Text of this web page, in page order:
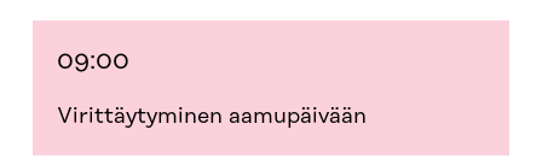
09:00
Virittäytyminen aamupäivään